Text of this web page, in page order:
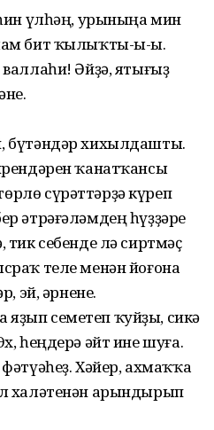
үлһәң, урыныңа мин
бит ҡылыҡты-ы-ы.
Әйҙә, ятығыҙ
бүтәндәр хихылдашты.
ҡанатҡансы
сүрәттәрҙә күреп
әтрәғәләмдең һүҙҙәре
себенде лә сиртмәҫ
теле менән йоғона
эй, әрнене.
семетеп ҡуйҙы, сикә
һеңдерә әйт ине шуға.
Хәйер, ахмаҡҡа
халәтенән арындырып